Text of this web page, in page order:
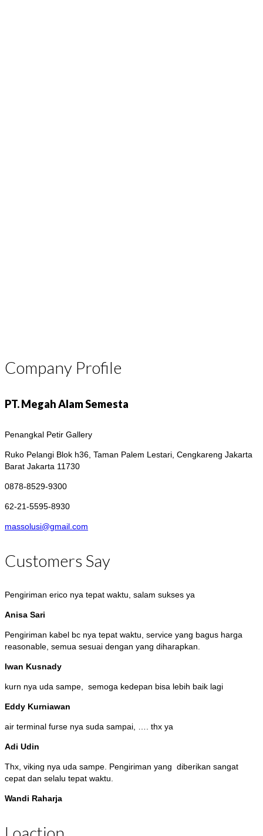
Company Profile
PT. Megah Alam Semesta
Penangkal Petir Gallery
Ruko Pelangi Blok h36, Taman Palem Lestari, Cengkareng Jakarta
Barat Jakarta 11730
0878-8529-9300
62-21-5595-8930
massolusi@gmail.com
Customers Say
Pengiriman erico nya tepat waktu, salam sukses ya
Anisa Sari
Pengiriman kabel bc nya tepat waktu, service yang bagus harga
reasonable, semua sesuai dengan yang diharapkan.
Iwan Kusnady
kurn nya uda sampe, semoga kedepan bisa lebih baik lagi
Eddy Kurniawan
air terminal furse nya suda sampai, …. thx ya
Adi Udin
Thx, viking nya uda sampe. Pengiriman yang diberikan sangat
cepat dan selalu tepat waktu.
Wandi Raharja